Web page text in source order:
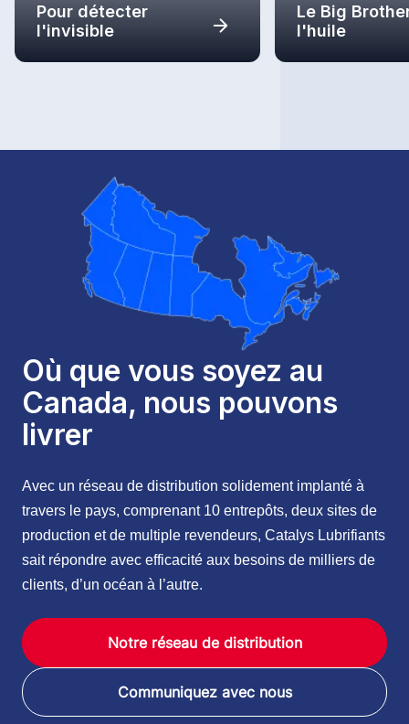
Pour détecter
l'invisible
Le Big
l'huile
Où que vous soyez au
Canada, nous pouvons
livrer
Avec un réseau de distribution solidement implanté à
travers le pays, comprenant 10 entrepôts, deux sites de
production et de multiple revendeurs, Catalys Lubrifiants
sait répondre avec efficacité aux besoins de milliers de
clients, d’un océan à l’autre.
Notre réseau de distribution
Communiquez avec nous